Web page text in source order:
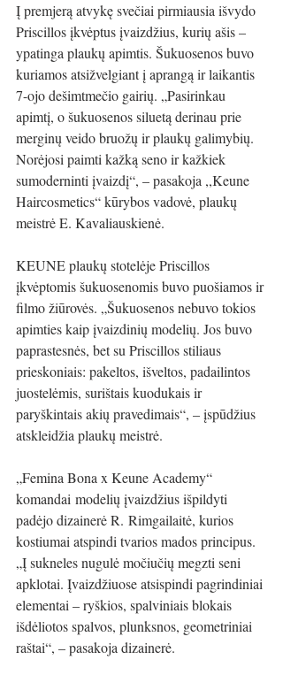
Į premjerą atvykę svečiai pirmiausia išvydo
Priscillos įkvėptus įvaizdžius, kurių ašis –
ypatinga plaukų apimtis. Šukuosenos buvo
kuriamos atsižvelgiant į aprangą ir laikantis
7-ojo dešimtmečio gairių. „Pasirinkau
apimtį, o šukuosenos siluetą derinau prie
merginų veido bruožų ir plaukų galimybių.
Norėjosi paimti kažką seno ir kažkiek
sumoderninti įvaizdį“, – pasakoja ,,Keune
Haircosmetics“ kūrybos vadovė, plaukų
meistrė E. Kavaliauskienė.
KEUNE plaukų stotelėje Priscillos
įkvėptomis šukuosenomis buvo puošiamos ir
filmo žiūrovės. „Šukuosenos nebuvo tokios
apimties kaip įvaizdinių modelių. Jos buvo
paprastesnės, bet su Priscillos stiliaus
prieskoniais: pakeltos, išveltos, padailintos
juostelėmis, surištais kuodukais ir
paryškintais akių pravedimais“, – įspūdžius
atskleidžia plaukų meistrė.
„Femina Bona x Keune Academy“
komandai modelių įvaizdžius išpildyti
padėjo dizainerė R. Rimgailaitė, kurios
kostiumai atspindi tvarios mados principus.
„Į sukneles nugulė močiučių megzti seni
apklotai. Įvaizdžiuose atsispindi pagrindiniai
elementai – ryškios, spalviniais blokais
išdėliotos spalvos, plunksnos, geometriniai
raštai“, – pasakoja dizainerė.